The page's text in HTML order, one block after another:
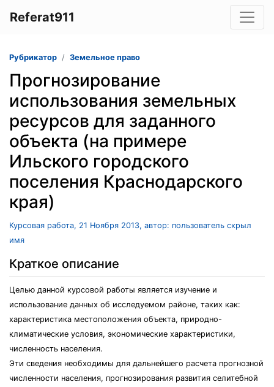
Referat911
Рубрикатор Земельное право
Прогнозирование
использования земельных
ресурсов для заданного
объекта (на примере
Ильского городского
поселения Краснодарского
края)
Курсовая работа, 21 Ноября 2013, автор: пользователь скрыл
имя
Краткое описание
Целью данной курсовой работы является изучение и
использование данных об исследуемом районе, таких как:
характеристика местоположения объекта, природно-
климатические условия, экономические характеристики,
численность населения.
Эти сведения необходимы для дальнейшего расчета прогнозной
численности населения, прогнозирования развития селитебной